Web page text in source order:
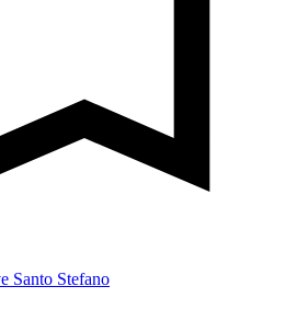
Santo Stefano